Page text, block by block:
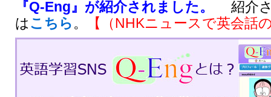
『Q-Eng』が紹介されました。
紹介さ
はこちら。 【（NHKニュースで英会話